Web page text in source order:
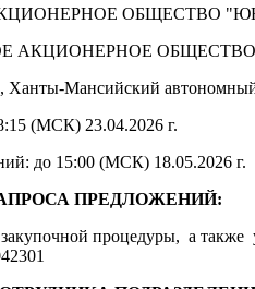
ОБЩЕСТВО
АКЦИОНЕРНОЕ
Ханты-Мансийский
(МСК) 23.04.2026 г.
до 15:00 (МСК) 18.05.2026 г.
ПРЕДЛОЖЕНИЙ:
процедуры, а также